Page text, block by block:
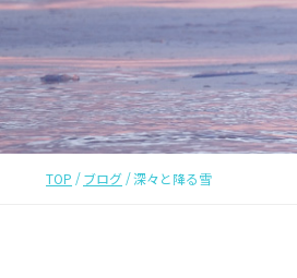
TOP ブログ 深々と降る雪